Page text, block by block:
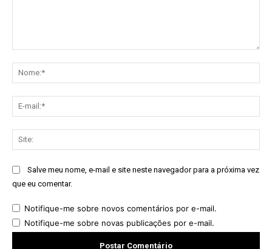
Salve meu nome, e-mail e site neste navegador para a próxima vez
que eu comentar.
Notifique-me sobre novos comentários por e-mail.
Notifique-me sobre novas publicações por e-mail.